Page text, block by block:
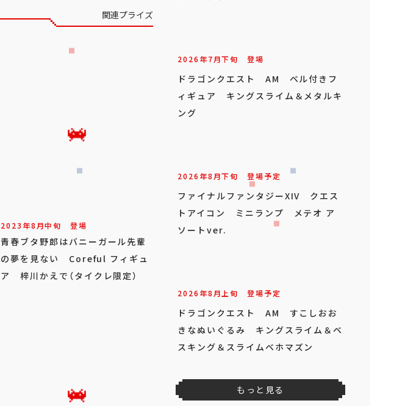
関連プライズ
2023年8月中旬 登場
青春ブタ野郎はバニーガール先輩
の夢を見ない Coreful フィギュ
ア 梓川かえで（タイクレ限定）
2026年
2026年7月下旬登場
ドラゴンクエスト AM ベル付きフ
2026年8月下旬登場予定
ファイナルファンタジーXIV クエス
ソートver.